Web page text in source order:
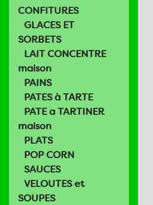
CONFITURES
GLACES ET
SORBETS
LAIT CONCENTRE
maison
PAINS
PATES à TARTE
PATE a TARTINER
maison
PLATS
POP CORN
SAUCES
VELOUTES et
SOUPES